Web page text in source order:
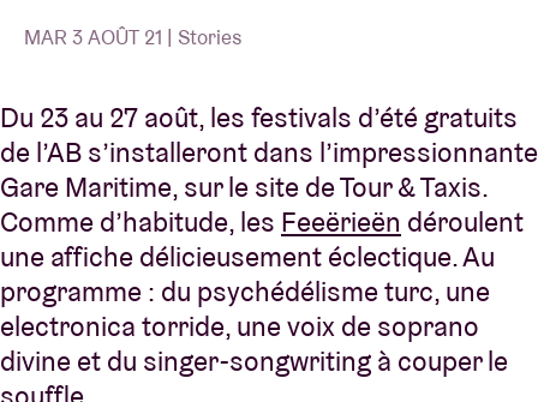
MAR 3 AOÛT 21 | Stories
Du 23 au 27 août, les festivals d’été gratuits
de l’AB s’installeront dans l’impressionnante
Gare Maritime, sur le site de Tour & Taxis.
Comme d’habitude, les Feeërieën déroulent
une affiche délicieusement éclectique. Au
programme : du psychédélisme turc, une
electronica torride, une voix de soprano
divine et du singer-songwriting à couper le